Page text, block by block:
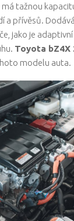
tažnou
a přívěsů.
jako je
Toyota bZ4X
modelu auta.